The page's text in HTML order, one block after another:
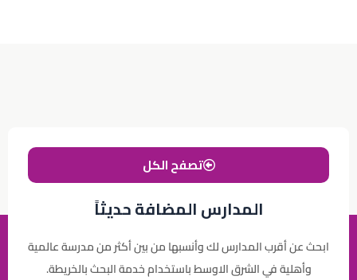
المدارس المضافة حديثاً
ابحث عن أقرب المدارس لك وأنسبها من بين أكثر من مدرسة عالمية
وأهلية في الشرق الاوسط باستخدام خدمة البحث بالخريطة.
تصفح الكل